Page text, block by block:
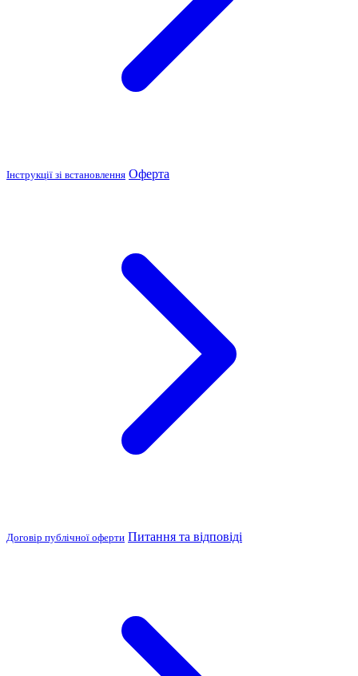
Інструкції зі встановлення Оферта
Договір публічної оферти Питання та відповіді